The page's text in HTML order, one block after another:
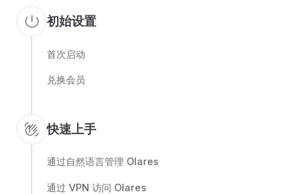
power_settings_new 初始设置
首次启动
兑换会员
waving_hand 快速上手
通过自然语言管理 Olares
通过 VPN 访问 Olares